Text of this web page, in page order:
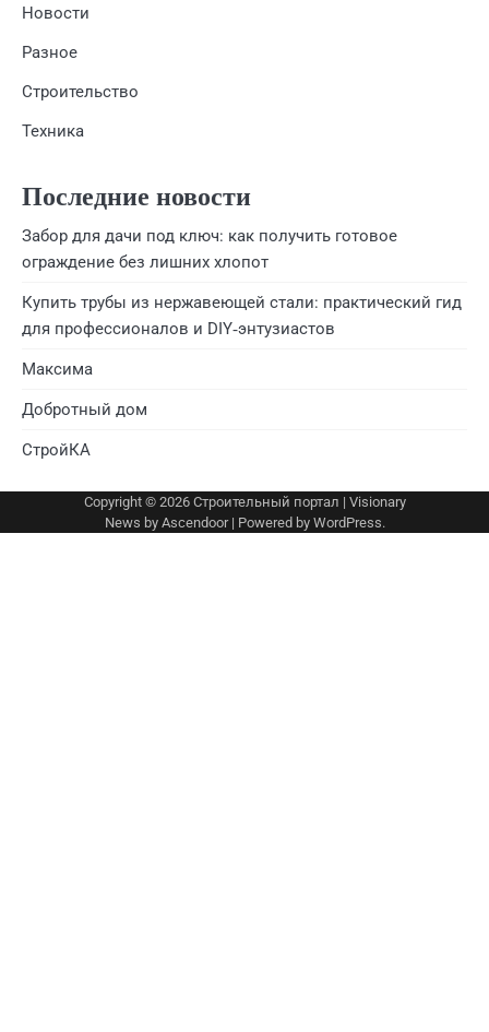
Новости
Разное
Строительство
Техника
Последние новости
Забор для дачи под ключ: как получить готовое
ограждение без лишних хлопот
Купить трубы из нержавеющей стали: практический гид
для профессионалов и DIY‑энтузиастов
Максима
Добротный дом
СтройКА
Copyright © 2026 Строительный портал | Visionary
News by Ascendoor| Powered by WordPress.